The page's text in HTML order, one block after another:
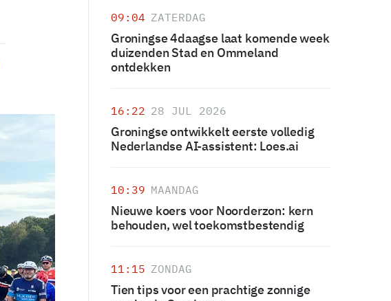
09:04 ZATERDAG
Groningse 4daagse laat komende week
duizenden Stad en Ommeland
ontdekken
16:22 28 JUL 2026
Groningse ontwikkelt eerste volledig
Nederlandse AI-assistent: Loes.ai
10:39 MAANDAG
Nieuwe koers voor Noorderzon: kern
behouden, wel toekomstbestendig
11:15 ZONDAG
Tien tips voor een prachtige zonnige